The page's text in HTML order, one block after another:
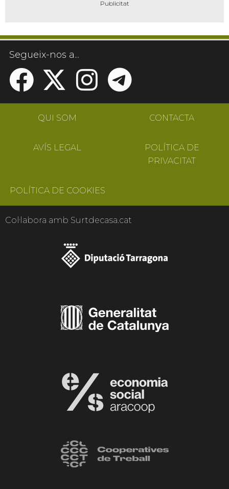
Segueix-nos a...
QUI SOM CONTACTA
AVÍS LEGAL
POLÍTICA DE
PRIVACITAT
POLÍTICA DE COOKIES
Col·labora amb Surtdecasa.cat